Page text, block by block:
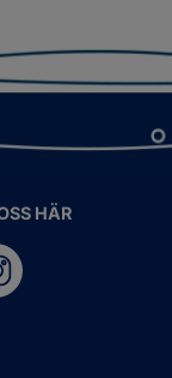
HÄR